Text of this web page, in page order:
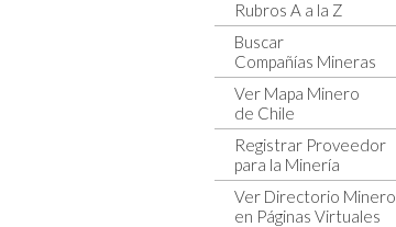
Rubros A a la Z
Buscar
Compañías Mineras
Ver Mapa Minero
de Chile
Registrar Proveedor
para la Minería
Ver Directorio Minero
en Páginas Virtuales